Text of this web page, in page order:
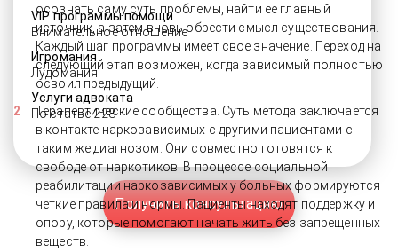
VIP программы помощи
Внимательное отношение
Игромания
Лудомания
Услуги адвоката
По статье 228
Получить консультацию
осознать саму суть проблемы, найти ее главный
источник, а затем вновь обрести смысл существования.
Каждый шаг программы имеет свое значение. Переход на
следующий этап возможен, когда зависимый полностью
освоил предыдущий.
Терапевтические сообщества. Суть метода заключается
в контакте наркозависимых с другими пациентами с
таким же диагнозом. Они совместно готовятся к
свободе от наркотиков. В процессе социальной
реабилитации наркозависимых у больных формируются
четкие правила и нормы. Пациенты находят поддержку и
опору, которые помогают начать жить без запрещенных
веществ.